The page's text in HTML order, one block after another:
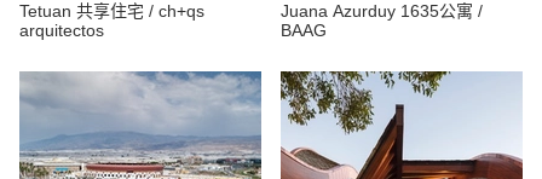
Tetuan 共享住宅 / ch+qs
arquitectos
Juana Azurduy 1635公寓 /
BAAG